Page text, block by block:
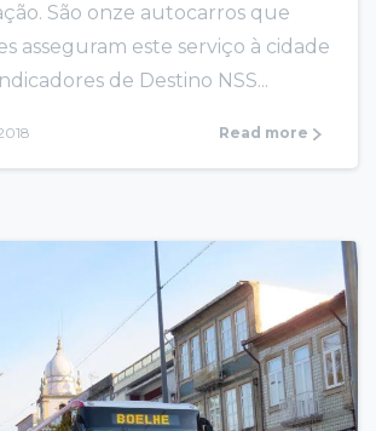
São onze autocarros que
asseguram este serviço à cidade
de Destino NSS...
Read more